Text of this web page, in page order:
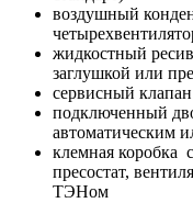
воздушный
жидкостный
заглушкой или
сервисный
подключенный
автоматическим
клемная коробка
пресостат,
ТЭНом